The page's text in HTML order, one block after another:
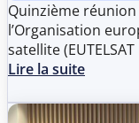
Quinzième
l’Organisation
satellite
de
l’Organisation
par satellite (ITSO)
Lire la suite